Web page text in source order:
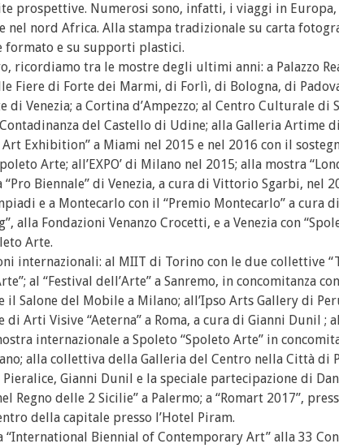
prospettive. Numerosi sono, infatti, i viaggi in
nel nord Africa. Alla stampa tradizionale su carta
formato e su supporti plastici.
ricordiamo tra le mostre degli ultimi anni: a Palazzo
Fiere di Forte dei Marmi, di Forlì, di Bologna, di
Venezia; a Cortina d’Ampezzo; al Centro Culturale di
del Castello di Udine; alla Galleria Artime
Art Exhibition” a Miami nel 2015 e nel 2016 con il
Arte; all’EXPO’ di Milano nel 2015; alla mostra
Biennale” di Venezia, a cura di Vittorio Sgarbi, nel
e a Montecarlo con il “Premio Montecarlo” a cura
alla Fondazioni Venanzo Crocetti, e a Venezia con
Arte.
internazionali: al MIIT di Torino con le due collettive
al “Festival dell’Arte” a Sanremo, in concomitanza
il Salone del Mobile a Milano; all’Ipso Arts Gallery di
Arti Visive “Aeterna” a Roma, a cura di Gianni Dunil ;
internazionale a Spoleto “Spoleto Arte” in
alla collettiva della Galleria del Centro nella Città di
Gianni Dunil e la speciale partecipazione di
Regno delle 2 Sicilie” a Palermo; a “Romart 2017”,
della capitale presso l’Hotel Piram.
Biennial of Contemporary Art” alla 33